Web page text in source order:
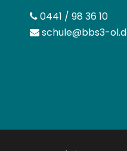
0441 / 98 36 10
schule@bbs3-